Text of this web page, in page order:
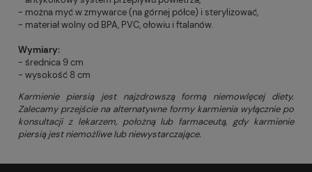
- można myć w zmywarce (na górnej półce) i sterylizować,
- materiał wolny od BPA, PVC, ołowiu i ftalanów.
Wymiary:
- średnica 9 cm
- wysokość 8 cm
Karmienie piersią jest najzdrowszą formą niemowlęcej diety.
Zalecamy przejście na alternatywne formy karmienia wyłącznie po
konsultacji z lekarzem, położną lub farmaceutą, gdy karmienie
piersią jest niemożliwe lub niewystarczające.